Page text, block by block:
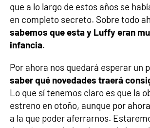
que a lo largo de estos años se
en completo secreto. Sobre todo
sabemos que esta y Luffy eran
infancia.
Por ahora nos quedará esperar un
saber qué novedades traerá
Lo que sí tenemos claro es que la
estreno en otoño, aunque por
a la que poder aferrarnos.